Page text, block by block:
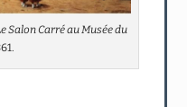
Salon Carré au Musée du